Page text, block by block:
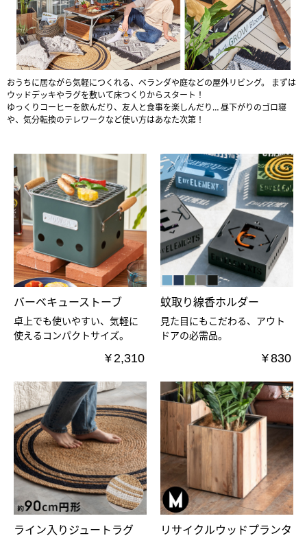
おうちに居ながら気軽につくれる、ベランダや庭などの屋外リビング。
まずは
ウッドデッキやラグを敷いて床つくりからスタート！
ゆっくりコーヒーを飲んだり、友人と食事を楽しんだり…昼下がりのゴロ寝
や、気分転換のテレワークなど使い方はあなた次第！
バーベキューストーブ
卓上でも使いやすい、気軽に
使えるコンパクトサイズ。
¥2,310
蚊取り線香ホルダー
見た目にもこだわる、アウト
ドアの必需品。
¥830
ライン入りジュートラグ
リサイクルウッドプランタ